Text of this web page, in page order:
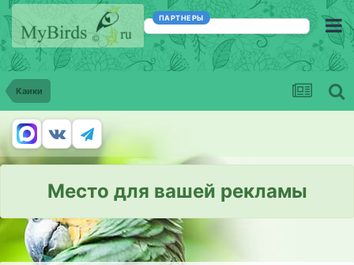
ПАРТНЕРЫ
Каики
Место для вашей рекламы